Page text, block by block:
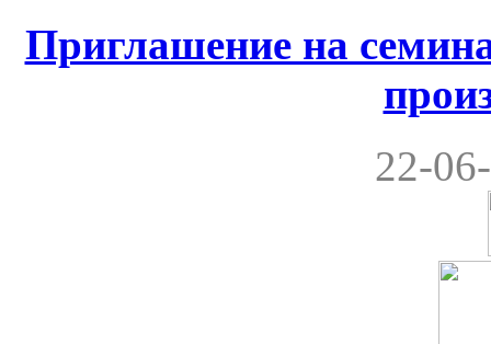
Приглашение на
22-